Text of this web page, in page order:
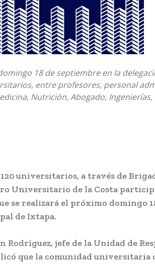
18 de septiembre en la
entre profesores, personal
Nutrición, Abogado, Ingenierías,
universitarios, a través de
Universitario de la Costa
se realizará el próximo domingo
de Ixtapa.
Rodríguez, jefe de la Unidad de
que la comunidad universitaria